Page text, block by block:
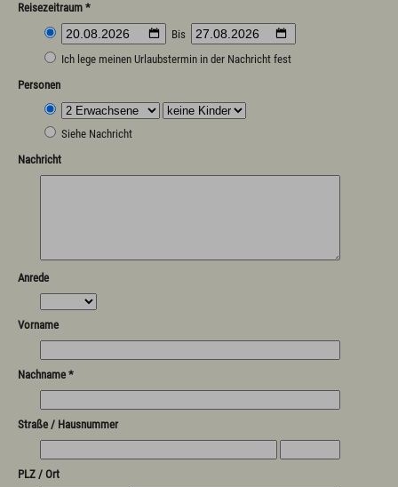
Reisezeitraum *
Bis
Ich lege meinen Urlaubstermin in der Nachricht fest
Personen
Siehe Nachricht
Nachricht
Anrede
Vorname
Nachname *
Straße / Hausnummer
PLZ / Ort